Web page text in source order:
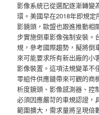
影像系統已從選配逐漸轉變
環。美國早在2018年即規
影鏡頭，歐盟也跟進推動相
步實施倒車影像強制安裝。
規，參考國際趨勢，擬將倒
來可能要求所有新出廠的小
影像裝置。這項法規變革不
零組件供應鏈帶來可觀的商
析度鏡頭、影像感測器、控
必須因應嚴苛的車規認證，
範圍擴大，需求量將呈現倍